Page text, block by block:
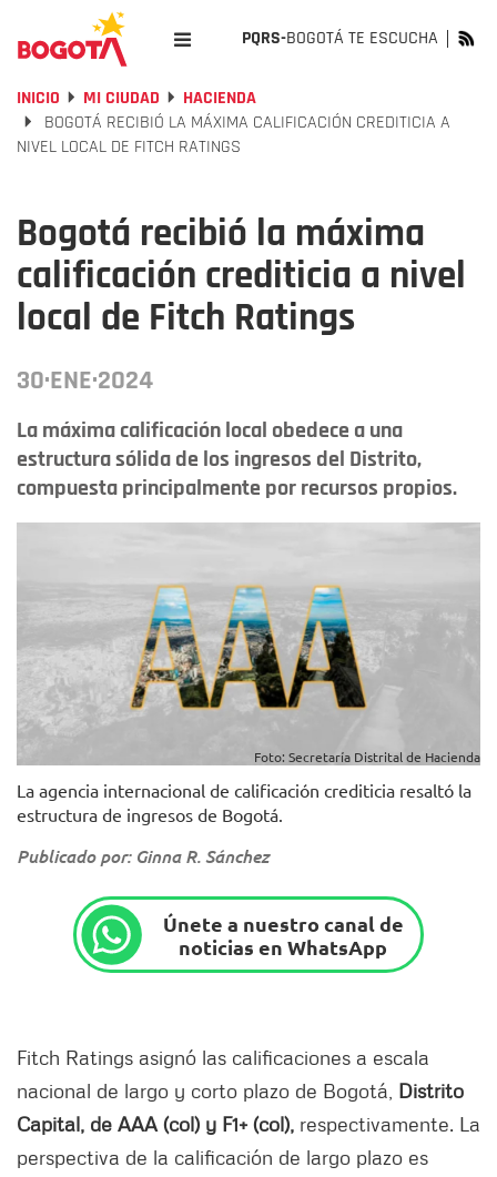
PQRS-BOGOTÁ TE ESCUCHA
INICIO MI CIUDAD
HACIENDA
BOGOTÁ RECIBIÓ LA MÁXIMA CALIFICACIÓN CREDITICIA A
NIVEL LOCAL DE FITCH RATINGS
Bogotá recibió la máxima
calificación crediticia a nivel
local de Fitch Ratings
30·ENE·2024
La máxima calificación local obedece a una
estructura sólida de los ingresos del Distrito,
compuesta principalmente por recursos propios.
Foto: Secretaría Distrital de Hacienda
La agencia internacional de calificación crediticia resaltó la
estructura de ingresos de Bogotá.
Publicado por: Ginna R. Sánchez
Únete a nuestro canal de
noticias en WhatsApp
Fitch Ratings asignó las calificaciones a escala
nacional de largo y corto plazo de Bogotá, Distrito
Capital, de AAA (col) y F1+ (col), respectivamente. La
perspectiva de la calificación de largo plazo es